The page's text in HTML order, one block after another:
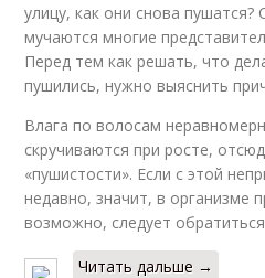
улицу, как они снова
мучаются многие
Перед тем как решать, что
пушились, нужно выяснить
Влага по волосам
скручиваются при росте,
«пушистости». Если с этой
недавно, значит, в организме
возможно, следует обратиться
Читать дальше →